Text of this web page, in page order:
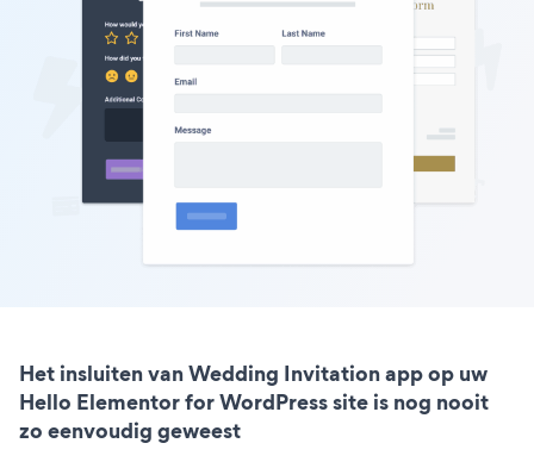
Het insluiten van Wedding Invitation app op uw
Hello Elementor for WordPress site is nog nooit
zo eenvoudig geweest